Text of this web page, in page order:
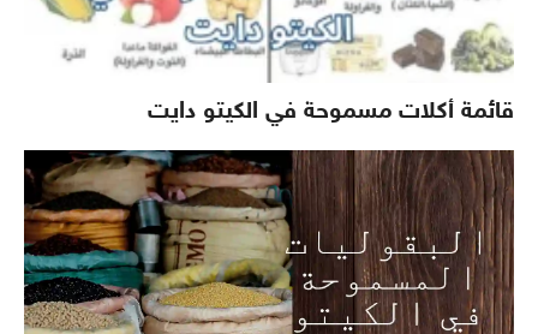
قائمة أكلات مسموحة في الكيتو دايت